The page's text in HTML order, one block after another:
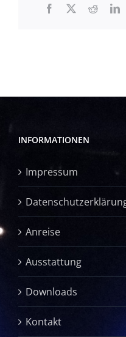
Facebook
X Reddit
INFORMATIONEN
Impressum
Anreise
Ausstattung
Downloads
Kontakt